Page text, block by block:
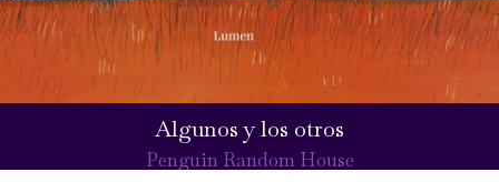
Algunos y los otros
Penguin Random House